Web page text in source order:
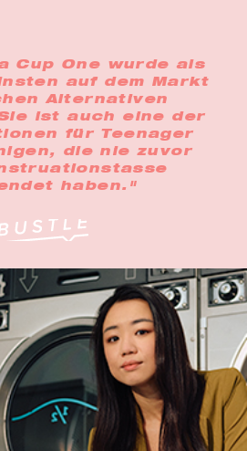
Cup One wurde als
auf dem Markt
Alternativen
ist auch eine der
für Teenager
die nie zuvor
haben."